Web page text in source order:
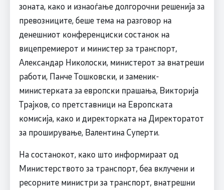
зоната, како и изнаоѓање долгорочни решенија за
превозниците, беше тема на разговор на
денешниот конференциски состанок на
вицепремиерот и министер за транспорт,
Александар Николоски, министерот за внатреши
работи, Панче Тошковски, и заменик-
министерката за европски прашања, Викторија
Трајков, со претставници на Европската
комисија, како и директорката на Директоратот
за проширување, Валентина Суперти.
На состанокот, како што информираат од
Министерството за транспорт, беа вклучени и
ресорните министри за транспорт, внатрешни